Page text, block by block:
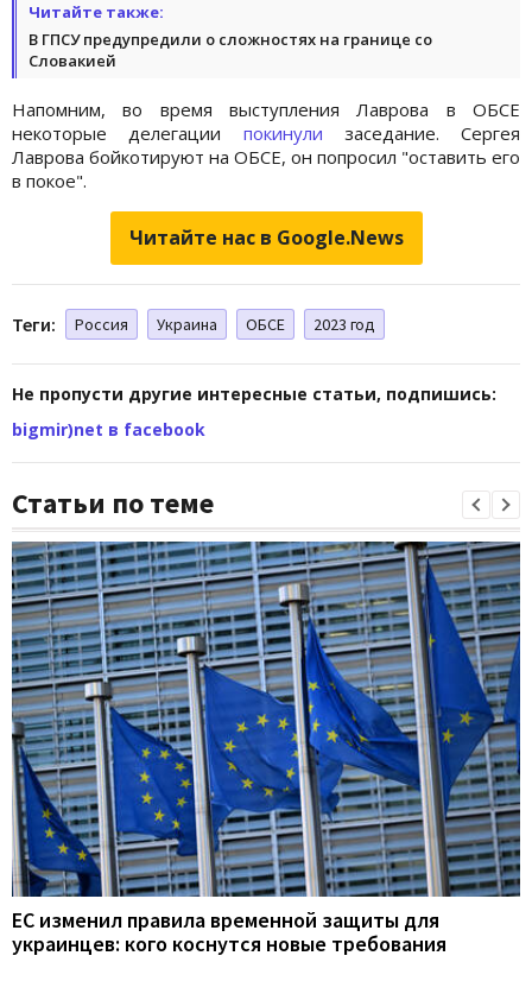
Читайте также:
В ГПСУ предупредили о сложностях на границе со
Словакией
Напомним, во время выступления Лаврова в ОБСЕ
некоторые делегации покинули заседание. Сергея
Лаврова бойкотируют на ОБСЕ, он попросил "оставить его
в покое".
Читайте нас в Google.News
Теги: Россия Украина ОБСЕ 2023 год
Не пропусти другие интересные статьи, подпишись:
bigmir)net в facebook
Статьи по теме
ЕС изменил правила временной защиты для
украинцев: кого коснутся новые требования